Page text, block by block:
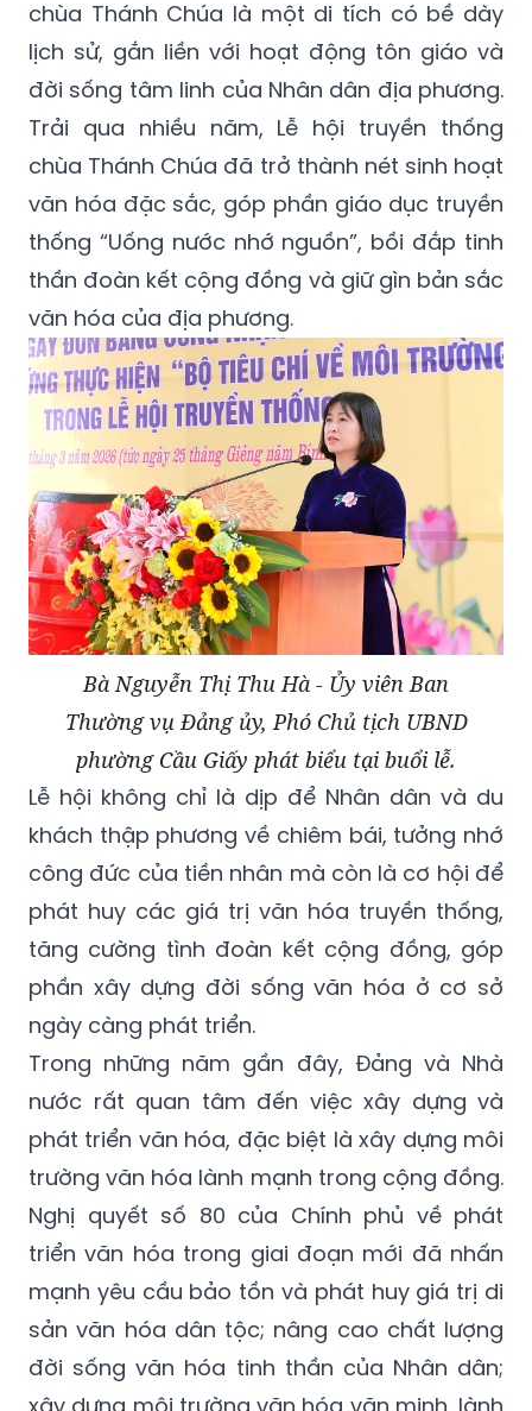
chùa Thánh Chúa là một di tích có bề dày
lịch sử, gắn liền với hoạt động tôn giáo và
đời sống tâm linh của Nhân dân địa phương.
Trải qua nhiều năm, Lễ hội truyền thống
chùa Thánh Chúa đã trở thành nét sinh hoạt
văn hóa đặc sắc, góp phần giáo dục truyền
thống “Uống nước nhớ nguồn”, bồi đắp tinh
thần đoàn kết cộng đồng và giữ gìn bản sắc
văn hóa của địa phương.
Bà Nguyễn Thị Thu Hà - Ủy viên Ban
Thường vụ Đảng ủy, Phó Chủ tịch UBND
phường Cầu Giấy phát biểu tại buổi lễ.
Lễ hội không chỉ là dịp để Nhân dân và du
khách thập phương về chiêm bái, tưởng nhớ
công đức của tiền nhân mà còn là cơ hội để
phát huy các giá trị văn hóa truyền thống,
tăng cường tình đoàn kết cộng đồng, góp
phần xây dựng đời sống văn hóa ở cơ sở
ngày càng phát triển.
Trong những năm gần đây, Đảng và Nhà
nước rất quan tâm đến việc xây dựng và
phát triển văn hóa, đặc biệt là xây dựng môi
trường văn hóa lành mạnh trong cộng đồng.
Nghị quyết số 80 của Chính phủ về phát
triển văn hóa trong giai đoạn mới đã nhấn
mạnh yêu cầu bảo tồn và phát huy giá trị di
sản văn hóa dân tộc; nâng cao chất lượng
đời sống văn hóa tinh thần của Nhân dân;